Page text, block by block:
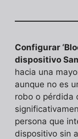
Configurar
dispositivo
hacia una
aunque no es
robo o pérdida
persona que
dispositivo sin